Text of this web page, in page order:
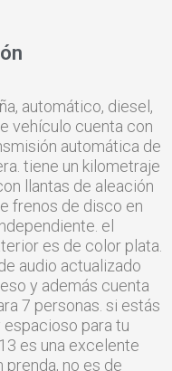
automático, diesel,
vehículo cuenta con
automática de
tiene un kilometraje
llantas de aleación
frenos de disco en
el
es de color plata.
audio actualizado
y además cuenta
7 personas. si estás
para tu
es una excelente
prenda, no es de